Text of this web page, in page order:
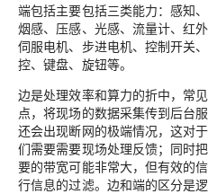
端包括主要包括三类能力：感知
烟感、压感、光感、流量计、红
伺服电机、步进电机、控制开关
控、键盘、旋钮等。
边是处理效率和算力的折中，常
点，将现场的数据采集传到后台
还会出现断网的极端情况，这对
们需要需要现场处理反馈；同时
要的带宽可能非常大，但有效的
行信息的过滤。边和端的区分是